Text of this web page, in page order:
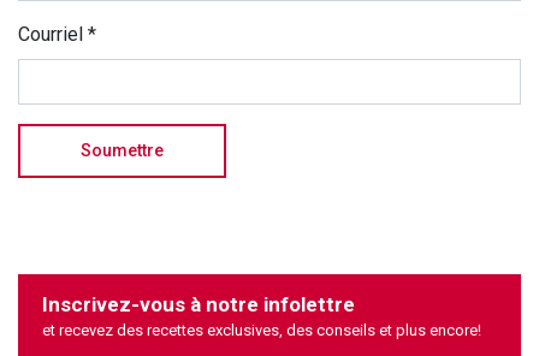
Courriel *
Inscrivez-vous à notre infolettre
et recevez des recettes exclusives, des conseils et plus encore!